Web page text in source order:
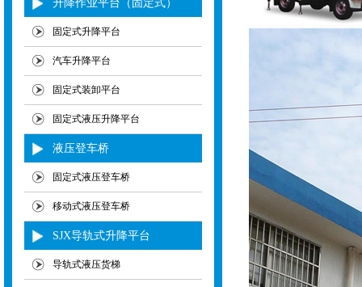
升降作业平台（固定式）
固定式升降平台
汽车升降平台
固定式装卸平台
固定式液压升降平台
液压登车桥
固定式液压登车桥
移动式液压登车桥
SJX导轨式升降平台
导轨式液压货梯